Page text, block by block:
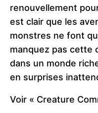
renouvellement
est clair que les
monstres ne font
manquez pas cette
dans un monde
en surprises
Voir « Creature